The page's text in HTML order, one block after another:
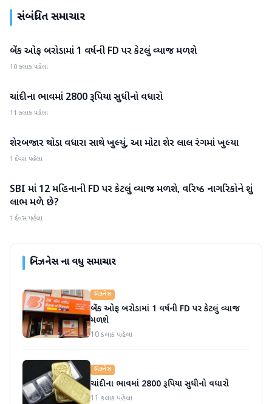
સંબંધિત સમાચાર
બિઝનેસ
બેંક ઓફ બરોડામાં 1 વર્ષની FD પર કેટલું વ્યાજ મળશે
10 કલાક પહેલા
બિઝનેસ
ચાંદીના ભાવમાં 2800 રૂપિયા સુધીનો વધારો
11 કલાક પહેલા
બિઝનેસ
શેરબજાર થોડા વધારા સાથે ખુલ્યું, આ મોટા શેર લાલ રંગમાં ખુલ્યા
1 દિવસ પહેલા
બિઝનેસ
SBI માં 12 મહિનાની FD પર કેટલું વ્યાજ મળશે, વરિષ્ઠ નાગરિકોને શું
લાભ મળે છે?
1 દિવસ પહેલા
બિઝનેસના વધુ સમાચાર
બિઝનેસ
બેંક ઓફ બરોડામાં 1 વર્ષની FD પર કેટલું વ્યાજ
મળશે
10 કલાક પહેલા
બિઝનેસ
ચાંદીના ભાવમાં 2800 રૂપિયા સુધીનો વધારો
11 કલાક પહેલા